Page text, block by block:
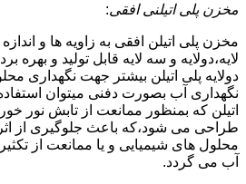
مخزن پلی اتیلنی افقی:
مخزن پلی اتیلن افقی به زاویه ها و
لایه،دولایه و سه لایه قابل تولید و
دولایه پلی اتیلن بیشتر جهت نگهداری
نگهداری آب بصورت دفنی میتوان
اتیلن که بمنظور ممانعت از تابش نور
طراحی می شود،که باعث جلوگیری از
محلول های شیمیایی و یا ممانعت از
آب می گردد.